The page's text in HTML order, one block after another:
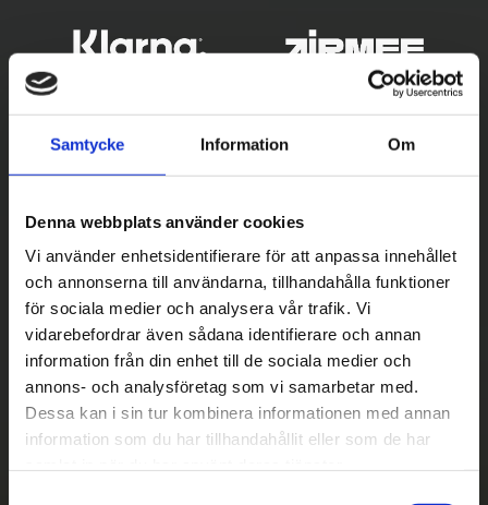
Samtycke Information Om
Denna webbplats använder cookies
Vi använder enhetsidentifierare för att anpassa innehållet
och annonserna till användarna, tillhandahålla funktioner
för sociala medier och analysera vår trafik. Vi
vidarebefordrar även sådana identifierare och annan
information från din enhet till de sociala medier och
annons- och analysföretag som vi samarbetar med.
Dessa kan i sin tur kombinera informationen med annan
information som du har tillhandahållit eller som de har
Betala säkert
|| Välj ||
Snabba leveranser
||
Eller ||
Hämta på lagret med/utan montering